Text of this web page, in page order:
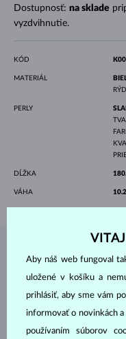
Dostupnosť: na sklade
vyzdvihnutie.
KÓD
MATERIÁL
PERLY
DĹŽKA
VÁHA
ŠPERKY Z
Aby náš web fungoval
uložené v košíku a
prihlásiť, aby sme vám
informovať o novinkách
používaním súborov